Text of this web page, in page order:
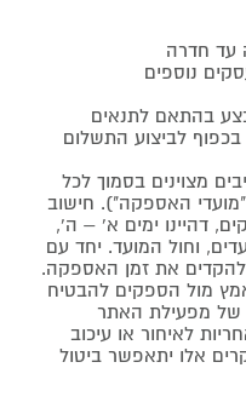
עד חדרה
בהתאם לתנאים
לביצוע התשלום
מצוינים בסמוך לכל
"מועדי האספקה"). חישוב
דהיינו ימים א' – ה',
וחול המועד. יחד עם
את זמן האספקה.
מול הספקים להבטיח
של מפעילת האתר
לאיחור או עיכוב
אלו יתאפשר ביטול